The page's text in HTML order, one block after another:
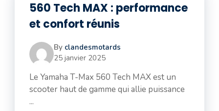
560 Tech MAX : performance
et confort réunis
By clandesmotards
25 janvier 2025
Le Yamaha T-Max 560 Tech MAX est un
scooter haut de gamme qui allie puissance
...